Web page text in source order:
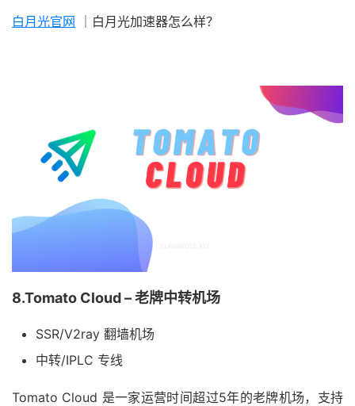
白月光官网 ｜白月光加速器怎么样？
8.Tomato Cloud – 老牌中转机场
SSR/V2ray 翻墙机场
中转/IPLC 专线
Tomato Cloud 是一家运营时间超过5年的老牌机场，支持